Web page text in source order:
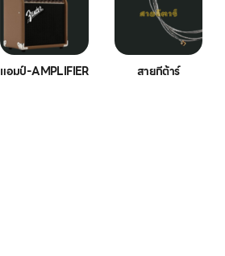
แอมป์-AMPLIFIER สายกีต้าร์